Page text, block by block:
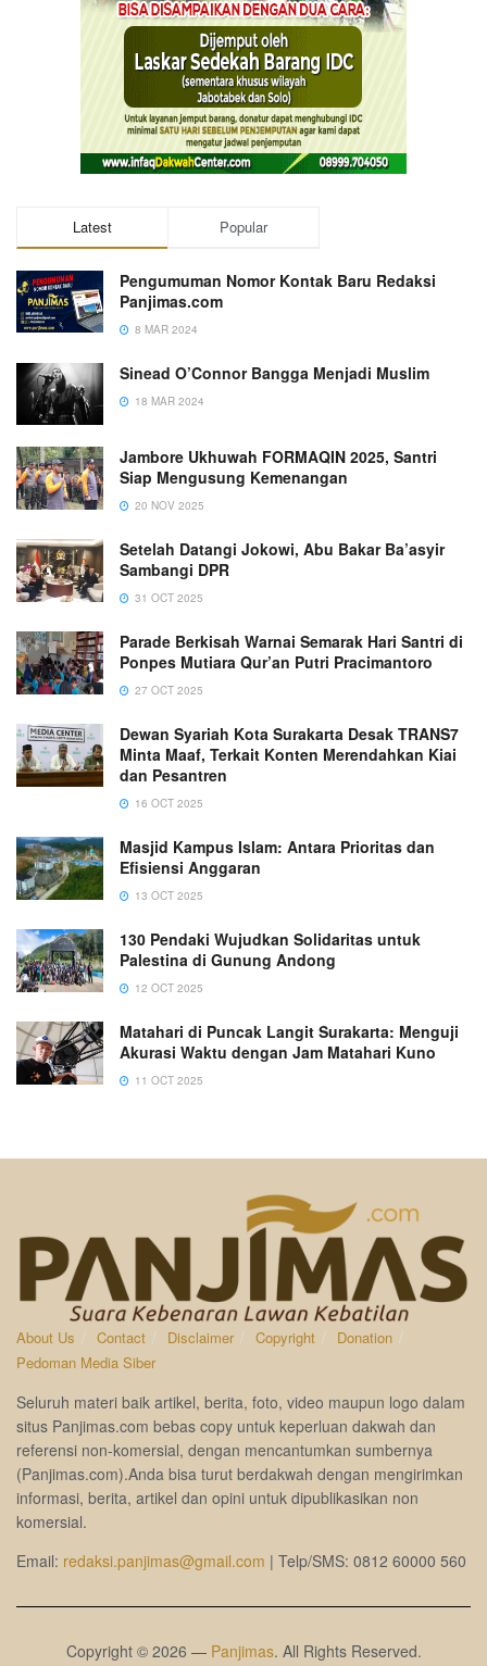
Latest Popular
Pengumuman Nomor Kontak Baru Redaksi
Panjimas.com
8 MAR 2024
Sinead O’Connor Bangga Menjadi Muslim
18 MAR 2024
Jambore Ukhuwah FORMAQIN 2025, Santri
Siap Mengusung Kemenangan
20 NOV 2025
Setelah Datangi Jokowi, Abu Bakar Ba’asyir
Sambangi DPR
31 OCT 2025
Parade Berkisah Warnai Semarak Hari Santri di
Ponpes Mutiara Qur’an Putri Pracimantoro
27 OCT 2025
Dewan Syariah Kota Surakarta Desak TRANS7
Minta Maaf, Terkait Konten Merendahkan Kiai
dan Pesantren
16 OCT 2025
Masjid Kampus Islam: Antara Prioritas dan
Efisiensi Anggaran
13 OCT 2025
130 Pendaki Wujudkan Solidaritas untuk
Palestina di Gunung Andong
12 OCT 2025
Matahari di Puncak Langit Surakarta: Menguji
Akurasi Waktu dengan Jam Matahari Kuno
11 OCT 2025
About Us Contact Disclaimer Copyright
Donation
Pedoman Media Siber
Seluruh materi baik artikel, berita, foto, video maupun logo dalam
situs Panjimas.com bebas copy untuk keperluan dakwah dan
referensi non-komersial, dengan mencantumkan sumbernya
(Panjimas.com).Anda bisa turut berdakwah dengan mengirimkan
informasi, berita, artikel dan opini untuk dipublikasikan non
komersial.
Email: redaksi.panjimas@gmail.com | Telp/SMS: 0812 60000 560
Copyright © 2026 — Panjimas. All Rights Reserved.